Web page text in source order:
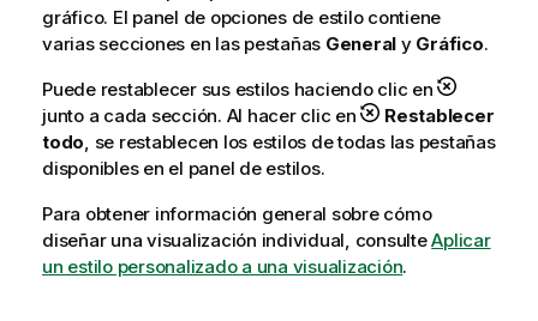
gráfico. El panel de opciones de estilo contiene
varias secciones en las pestañas General y Gráfico.
Puede restablecer sus estilos haciendo clic en
junto a cada sección. Al hacer clic en
Restablecer
todo, se restablecen los estilos de todas las pestañas
disponibles en el panel de estilos.
Para obtener información general sobre cómo
diseñar una visualización individual, consulteAplicar
un estilo personalizado a una visualización.